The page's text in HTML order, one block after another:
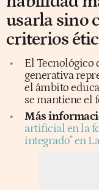
usarla sino
criterios
El Tecnológico
generativa
el ámbito
se mantiene el
Más
artificial en la
integrado" en